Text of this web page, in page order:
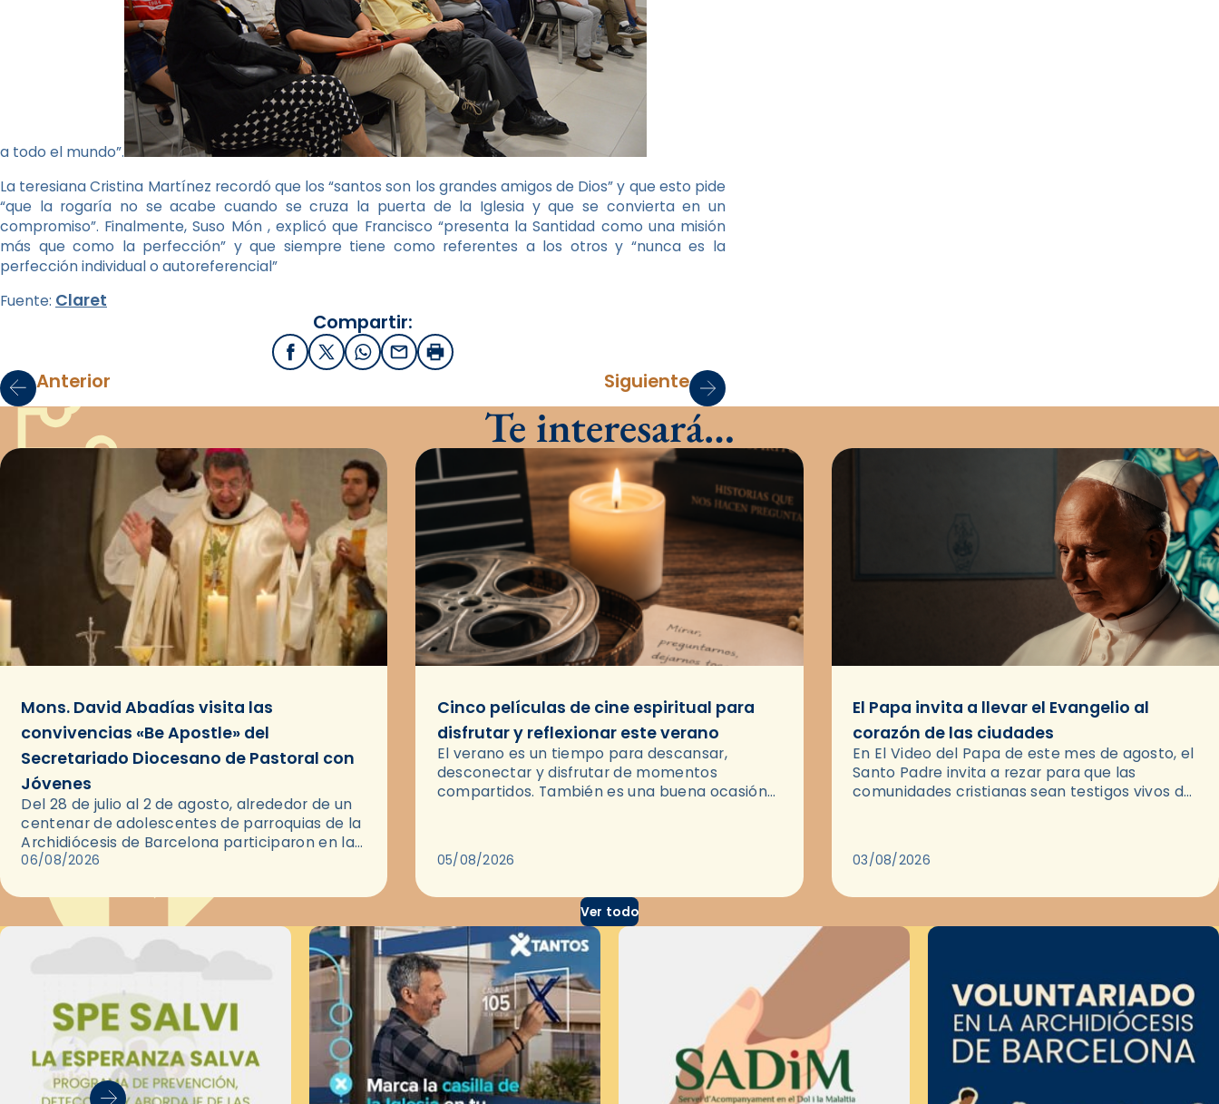
a todo el mundo”.
La teresiana Cristina Martínez recordó que los “santos son los grandes amigos de Dios” y que esto pide
“que la rogaría no se acabe cuando se cruza la puerta de la Iglesia y que se convierta en un
compromiso”. Finalmente, Suso Món , explicó que Francisco “presenta la Santidad como una misión
más que como la perfección” y que siempre tiene como referentes a los otros y “nunca es la
perfección individual o autoreferencial”
Fuente: Claret
Compartir:
FacebookX / Twitter
WhatsApp
EmailImprimir
Anterior Siguiente
Te interesará…
Mons. David Abadías visita las
convivencias «Be Apostle» del
Secretariado Diocesano de Pastoral con
Jóvenes
Del 28 de julio al 2 de agosto, alrededor de un
centenar de adolescentes de parroquias de la
Archidiócesis de Barcelona participaron en las
convivencias Be Apostle, organizadas por el
06/08/2026
Cinco películas de cine espiritual para
disfrutar y reflexionar este verano
El verano es un tiempo para descansar,
desconectar y disfrutar de momentos
compartidos. También es una buena ocasión
05/08/2026
El Papa invita a llevar el Evangelio al
corazón de las ciudades
En El Video del Papa de este mes de agosto, el
Santo Padre invita a rezar para que las
comunidades cristianas sean testigos vivos del
03/08/2026
Ver todo